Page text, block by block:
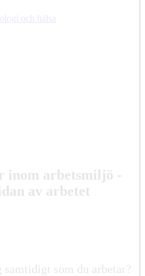
och hälsa
inom arbetsmiljö -
av arbetet
som du arbetar?